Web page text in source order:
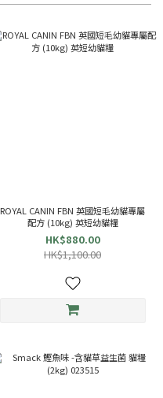
ROYAL CANIN FBN 英國短毛幼貓專屬
配方 (10kg) 英短幼貓糧
HK$880.00
HK$1,100.00